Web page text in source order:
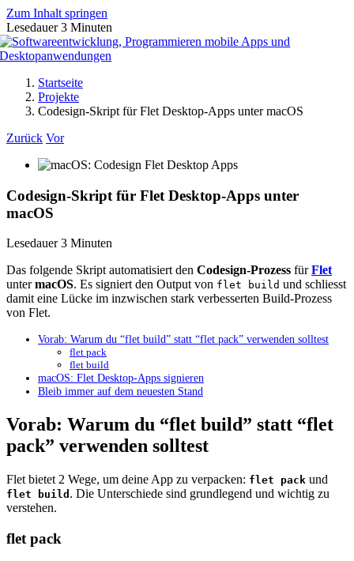
Zum Inhalt springen
Lesedauer 3 Minuten
Startseite
Projekte
Codesign-Skript für Flet Desktop-Apps unter macOS
Zurück Vor
Codesign-Skript für Flet Desktop-Apps unter
macOS
Lesedauer 3 Minuten
Das folgende Skript automatisiert den Codesign-Prozess fürFlet
untermacOS. Es signiert den Output von flet build und schliesst
damit eine Lücke im inzwischen stark verbesserten Build-Prozess
von Flet.
Vorab: Warum du “flet build” statt “flet pack” verwenden solltest
flet pack
flet build
macOS: Flet Desktop-Apps signieren
Bleib immer auf dem neuesten Stand
Vorab: Warum du “flet build” statt “flet
pack” verwenden solltest
Flet bietet 2 Wege, um deine App zu verpacken: flet pack und
flet build . Die Unterschiede sind grundlegend und wichtig zu
verstehen.
flet pack